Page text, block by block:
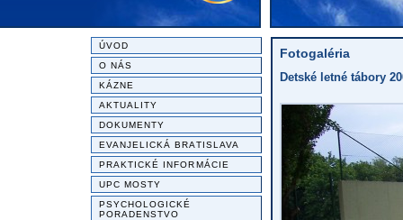
ÚVOD
O NÁS
KÁZNE
AKTUALITY
DOKUMENTY
EVANJELICKÁ BRATISLAVA
PRAKTICKÉ INFORMÁCIE
UPC MOSTY
PSYCHOLOGICKÉ
PORADENSTVO
Fotogaléria
Detské letné tábory